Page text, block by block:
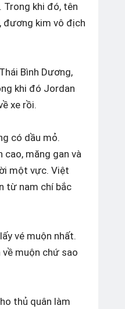
Trong khi đó, tên
đương kim vô địch
Bình Dương,
khi đó Jordan
xe rồi.
có dầu mỏ.
cao, măng gan và
một vực. Việt
từ nam chí bắc
vé muộn nhất.
về muộn chứ sao
thủ quân làm